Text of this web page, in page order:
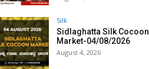
Silk
Sidlaghatta Silk Cocoon
Market-04/08/2026
August 4, 2026